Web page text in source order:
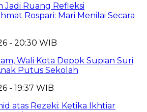
Jadi Ruang Refleksi
Rospari: Mari Menilai Secara
- 20:30 WIB
Wali Kota Depok Supian Suri
Putus Sekolah
- 19:37 WIB
atas Rezeki: Ketika Ikhtiar